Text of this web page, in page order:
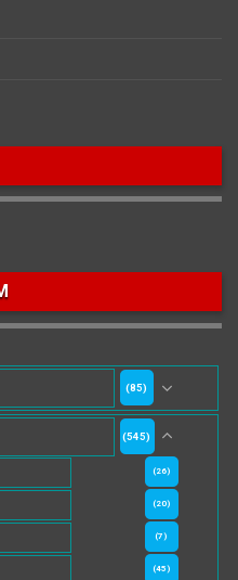
(85)
(545)
(26)
(20)
(7)
(45)